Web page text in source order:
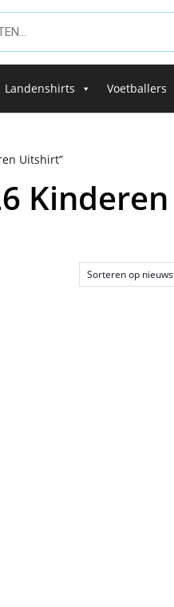
Landenshirts Voetballers
Uitshirt”
Kinderen